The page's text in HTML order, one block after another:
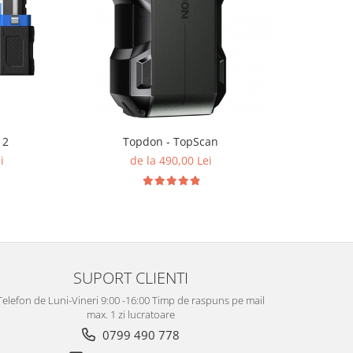
Topdon - TopScan
de la 490,00 Lei
SUPORT CLIENTI
de Luni-Vineri 9:00 -16:00 Timp de raspuns pe mail
max. 1 zi lucratoare
0799 490 778